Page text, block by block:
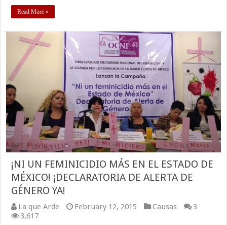
Read More »
¡NI UN FEMINICIDIO MÁS EN EL ESTADO DE
MÉXICO! ¡DECLARATORIA DE ALERTA DE
GÉNERO YA!
La que Arde February 12, 2015 Causas
3
3,617